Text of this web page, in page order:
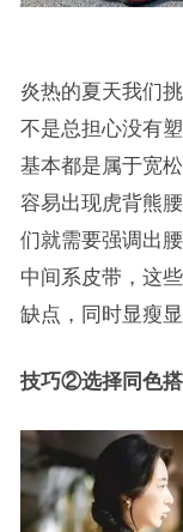
炎热的夏天我们
不是总担心没有
基本都是属于宽
容易出现虎背熊
们就需要强调出
中间系皮带，这
缺点，同时显瘦显
技巧②选择同色